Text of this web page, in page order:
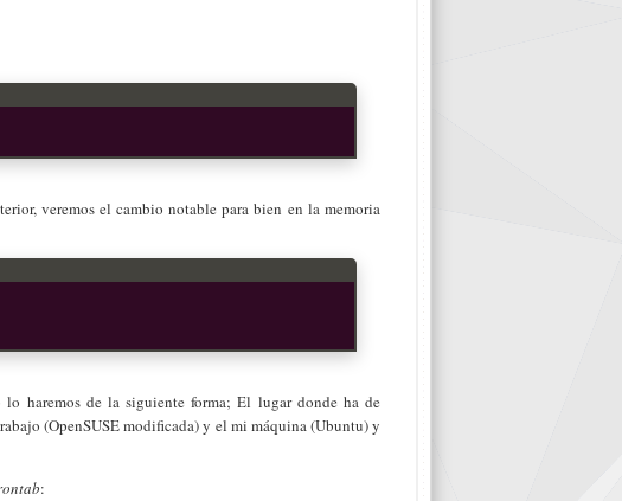
veremos el cambio notable para bien en la memoria
haremos de la siguiente forma; El lugar donde ha de
(OpenSUSE modificada) y el mi máquina (Ubuntu) y
: